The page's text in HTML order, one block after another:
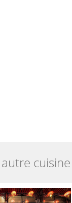
cuisine